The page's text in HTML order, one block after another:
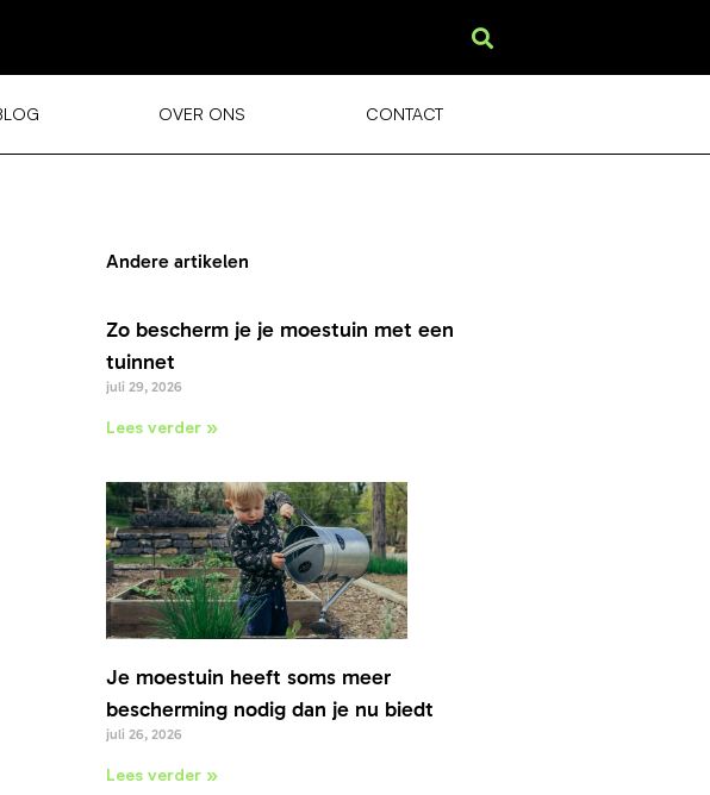
OVER ONS CONTACT
Andere artikelen
Zo bescherm je je moestuin met een
tuinnet
juli 29, 2026
Lees verder »
Je moestuin heeft soms meer
bescherming nodig dan je nu biedt
juli 26, 2026
Lees verder »